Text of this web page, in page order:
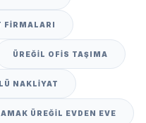
FIRMALARI
ÜREĞIL OFIS TAŞIMA
NAKLIYAT
ÜREĞIL EVDEN EVE